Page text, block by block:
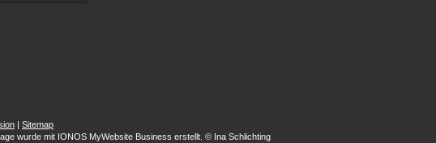
| Sitemap
wurde mit IONOS MyWebsite Business erstellt. © Ina Schlichting